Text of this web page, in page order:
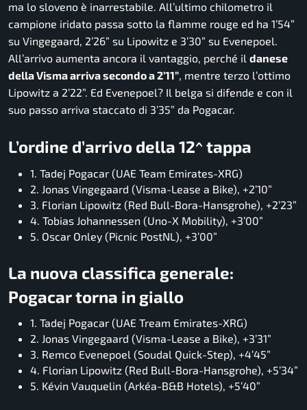
ma lo sloveno è inarrestabile. All’ultimo chilometro il
campione iridato passa sotto la flamme rouge ed ha 1’54”
su Vingegaard, 2’26” su Lipowitz e 3’30” su Evenepoel.
All’arrivo aumenta ancora il vantaggio, perché il danese
della Visma arriva secondo a 2’11”, mentre terzo l’ottimo
Lipowitz a 2’22”. Ed Evenepoel? Il belga si difende e con il
suo passo arriva staccato di 3’35” da Pogacar.
L’ordine d’arrivo della 12^ tappa
1. Tadej Pogacar (UAE Team Emirates-XRG)
2. Jonas Vingegaard (Visma-Lease a Bike), +2’10”
3. Florian Lipowitz (Red Bull-Bora-Hansgrohe), +2’23”
4. Tobias Johannessen (Uno-X Mobility), +3’00”
5. Oscar Onley (Picnic PostNL), +3’00”
La nuova classifica generale:
Pogacar torna in giallo
1. Tadej Pogacar (UAE Tream Emirates-XRG)
2. Jonas Vingegaard (Visma-Lease a Bike), +3’31”
3. Remco Evenepoel (Soudal Quick-Step), +4’45”
4. Florian Lipowitz (Red Bull-Bora-Hansgrohe), +5’34”
5. Kévin Vauquelin (Arkéa-B&B Hotels), +5’40”